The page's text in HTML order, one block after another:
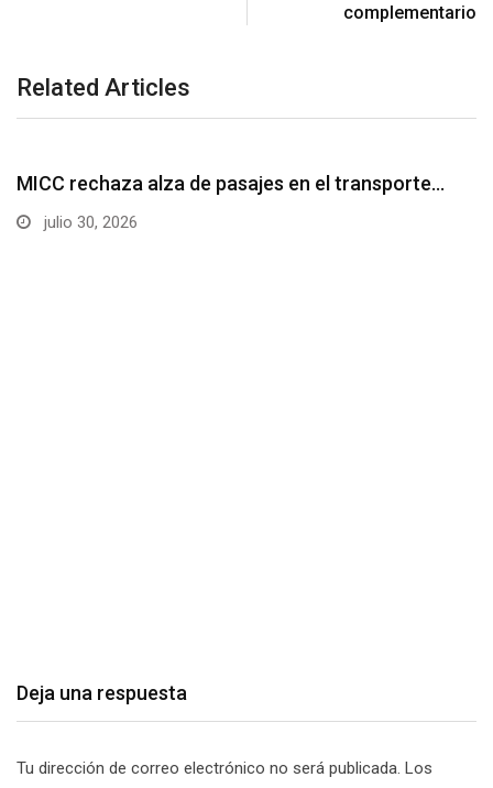
complementario
Related Articles
UNCATEGORIZED
Deja una respuesta
Tu dirección de correo electrónico no será publicada. Los